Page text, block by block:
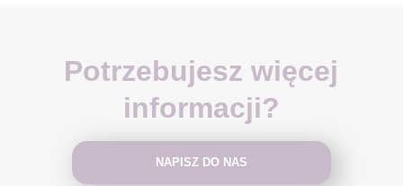
Potrzebujesz więcej
informacji?
NAPISZ DO NAS